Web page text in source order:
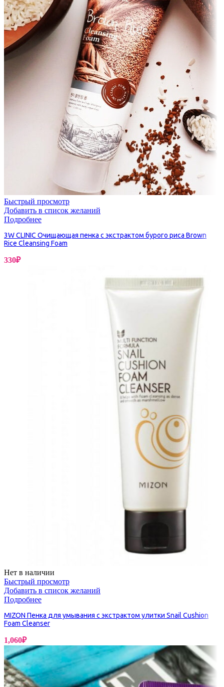
Быстрый просмотр
Добавить в список желаний
Подробнее
3W CLINIC Очищающая пенка с экстрактом бурого риса Brown
Rice Cleansing Foam
330₽
Нет в наличии
Быстрый просмотр
Добавить в список желаний
Подробнее
MIZON Пенка для умывания с экстрактом улитки Snail Cushion
Foam Cleanser
1,060₽